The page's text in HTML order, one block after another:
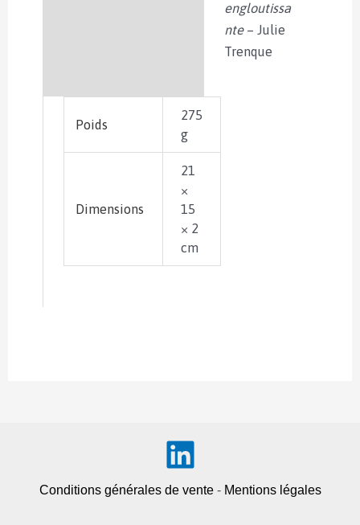
engloutissa
nte– Julie
Trenque
Poids
275
g
Dimensions
21
×
15
× 2
cm
Conditions générales de vente- Mentions légales